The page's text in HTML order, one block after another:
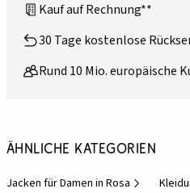
Kauf auf Rechnung**
30 Tage kostenlose
Rund 10 Mio. europäische
Ähnliche Kategorien
Jacken für Damen in Rosa